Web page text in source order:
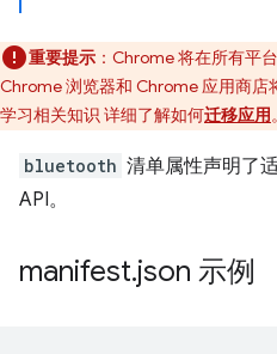
重要提示 ：Chrome 将在所有平
Chrome 浏览器和 Chrome 应用商店
学习相关知识 详细了解如何迁移应用。
bluetooth 清单属性声明了
API。
manifest.json 示例